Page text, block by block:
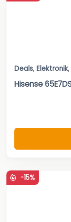
Deals, Elektronik,
Hisense
-15%